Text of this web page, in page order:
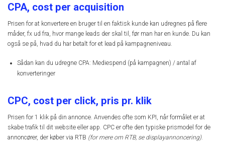
CPA, cost per acquisition
Prisen for at konvertere en bruger til en faktisk kunde kan udregnes på flere
måder, fx ud fra, hvor mange leads der skal til, før man har en kunde. Du kan
også se på, hvad du har betalt for et lead på kampagneniveau.
Sådan kan du udregne CPA: Mediespend (på kampagnen) / antal af
konverteringer
CPC, cost per click, pris pr. klik
Prisen for 1 klik på din annonce. Anvendes ofte som KPI, når formålet er at
skabe trafik til dit website eller app. CPC er ofte den typiske prismodel for de
annoncører, der køber via RTB (for mere om RTB, se displayannoncering).